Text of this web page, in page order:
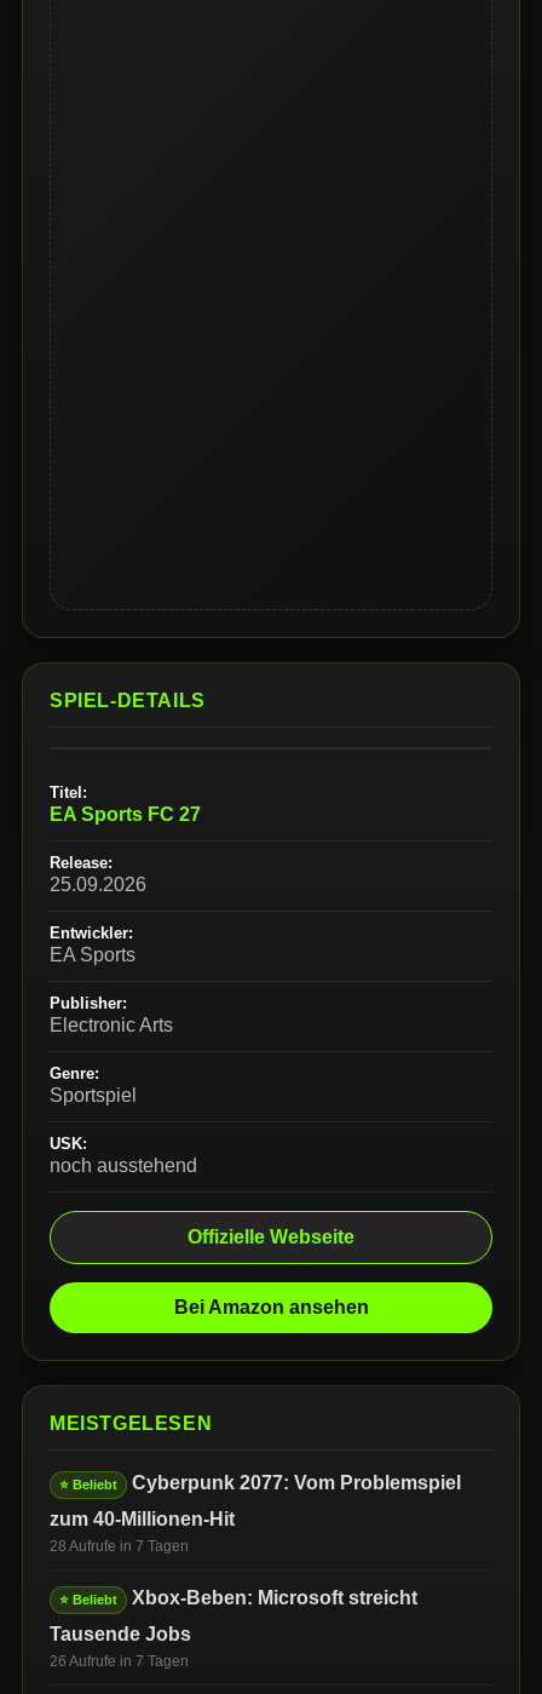
SPIEL-DETAILS
Titel:
EA Sports FC 27
Release:
25.09.2026
Entwickler:
EA Sports
Publisher:
Electronic Arts
Genre:
Sportspiel
USK:
noch ausstehend
Offizielle Webseite
Bei Amazon ansehen
MEISTGELESEN
⭐ Beliebt
Cyberpunk 2077: Vom Problemspiel
zum 40-Millionen-Hit
28 Aufrufe in 7 Tagen
⭐ Beliebt
Xbox-Beben: Microsoft streicht
Tausende Jobs
26 Aufrufe in 7 Tagen